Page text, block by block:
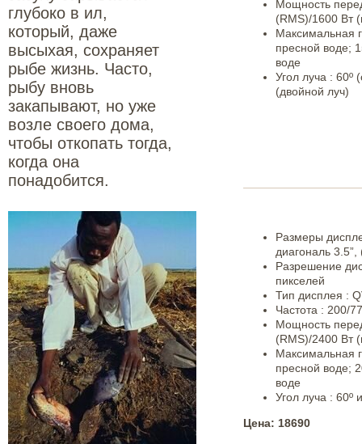
Мощность
(RMS)/1600 Вт
Максимальная
пресной воде;
воде
Угол луча : 60º
(двойной луч)
Размеры
диагональ
Разрешение
пикселей
Тип дисплея :
Частота : 200/
Мощность
(RMS)/2400 Вт
Максимальная
пресной воде;
воде
Угол луча : 60º
Цена: 18690
глубоко в ил,
который, даже
высыхая, сохраняет
рыбе жизнь. Часто,
рыбу вновь
закапывают, но уже
возле своего дома,
чтобы откопать тогда,
когда она
понадобится.